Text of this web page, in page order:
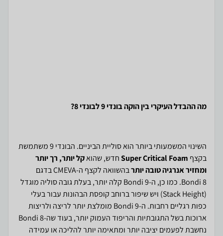
מה ההבדל העיקרי בין הוקה בונדי 9 לבונדי 8?
השינוי המשמעותי ביותר הוא סוליית הביניים. הבונדי 9 משתמשת
בקצף Super Critical Foamחדש, שהואקל יותר, רך יותר
ומחזיר אנרגיה טובה יותר
בהשוואה לקצף ה-CMEVA בדגם
Bondi 8. כמו כן, ה-Bondi 9 קלה יותר, בעלת גובה סוליה מוגדל
(Stack Height) ויש שיפור ברוחב קופסת הבהונות עבור בעלי
כפות רגליים רחבות. ה-Bondi 9 מומלצת יותר לריצה ולריצות
ארוכות בשל התגובתיות והריפוד העמוק יותר, בעוד שה-Bondi 8
נחשבת לפעמים יציבה יותר ומתאימה יותר להליכה או עמידה